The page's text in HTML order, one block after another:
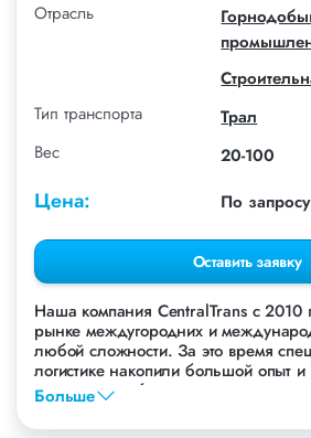
Отрасль
Тип транспорта
Трал
Вес
20-100
Цена: По запросу
Оставить заявку
Наша компания СentralTrans с 2010
рынке междугородних и
любой сложности. За это время
логистике накопили большой опыт и
перевезти любые грузы, в том числе
Deere.
Больше